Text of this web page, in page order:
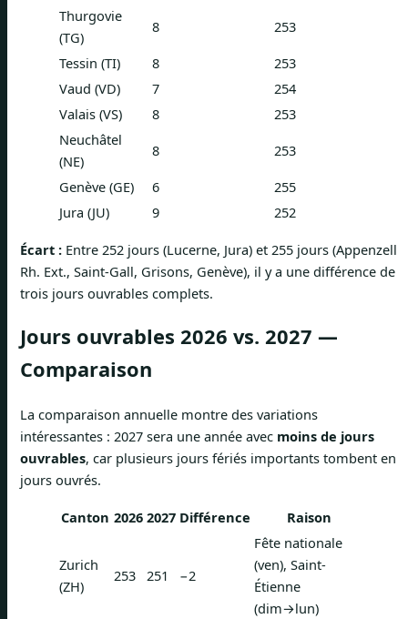
Thurgovie
(TG)
8
253
Tessin (TI)
8
253
Vaud (VD)
7
254
Valais (VS)
8
253
Neuchâtel
(NE)
8
253
Genève (GE)
6
255
Jura (JU)
9 252
Écart : Entre 252 jours (Lucerne, Jura) et 255 jours (Appenzell
Rh. Ext., Saint-Gall, Grisons, Genève), il y a une différence de
trois jours ouvrables complets.
Jours ouvrables 2026 vs. 2027 —
Comparaison
La comparaison annuelle montre des variations
intéressantes : 2027 sera une année avec moins de jours
ouvrables, car plusieurs jours fériés importants tombent en
jours ouvrés.
Canton 2026 2027 Différence Raison
Zurich
(ZH)
253 251 −2
Fête nationale
(ven), Saint-
Étienne
(dim→lun)